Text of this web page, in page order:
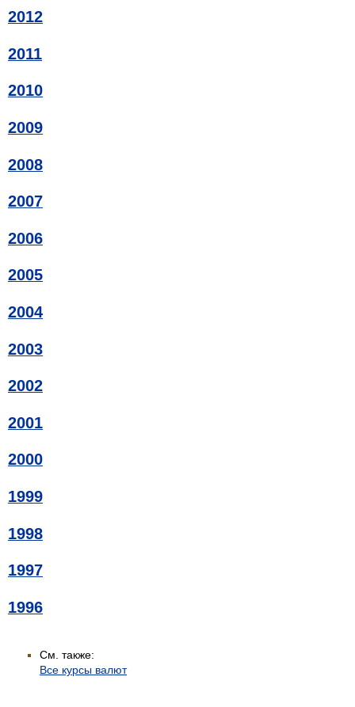
2012
2011
2010
2009
2008
2007
2006
2005
2004
2003
2002
2001
2000
1999
1998
1997
1996
См. также:
Все курсы валют